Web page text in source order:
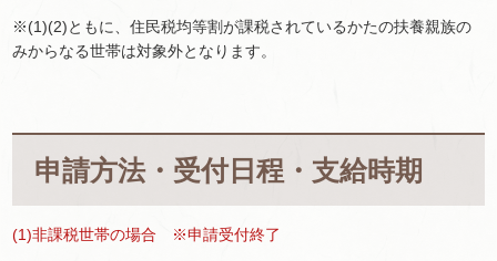
※(1)(2)ともに、住民税均等割が課税されているかたの扶養親族の
みからなる世帯は対象外となります。
申請方法・受付日程・支給時期
(1)非課税世帯の場合 ※申請受付終了